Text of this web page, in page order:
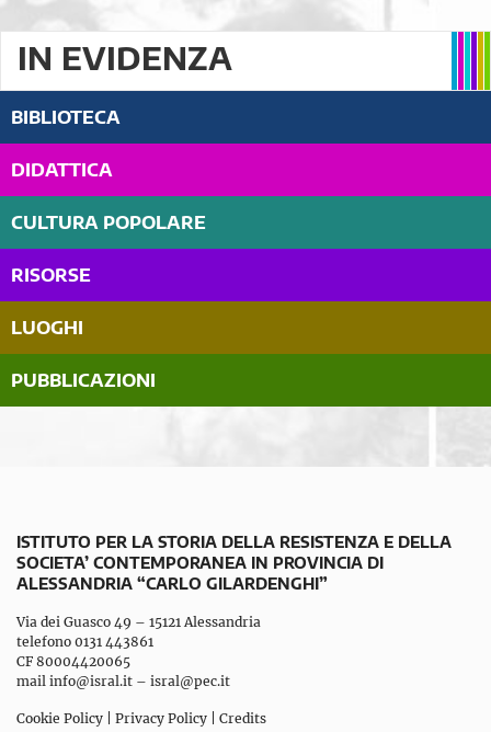
IN EVIDENZA
BIBLIOTECA
DIDATTICA
CULTURA POPOLARE
RISORSE
LUOGHI
PUBBLICAZIONI
ISTITUTO PER LA STORIA DELLA RESISTENZA E DELLA
SOCIETA’ CONTEMPORANEA IN PROVINCIA DI
ALESSANDRIA “CARLO GILARDENGHI”
Via dei Guasco 49 – 15121 Alessandria
telefono 0131 443861
CF 80004420065
mail info@isral.it – isral@pec.it
Cookie Policy Privacy Policy Credits